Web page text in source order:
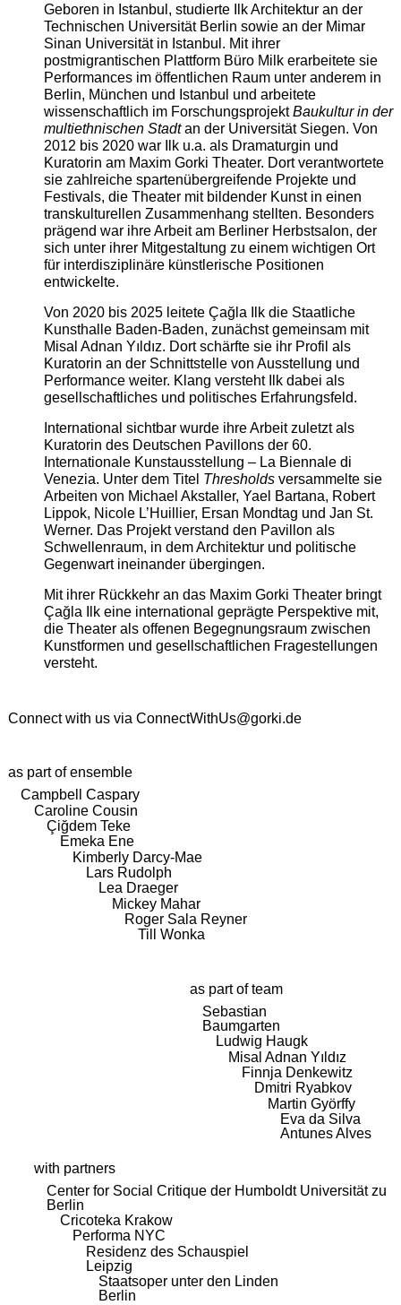
Geboren in Istanbul, studierte Ilk Architektur an der
Technischen Universität Berlin sowie an der Mimar
Sinan Universität in Istanbul. Mit ihrer
postmigrantischen Plattform Büro Milk erarbeitete sie
Performances im öffentlichen Raum unter anderem in
Berlin, München und Istanbul und arbeitete
wissenschaftlich im ForschungsprojektBaukultur in der
multiethnischen Stadtan der Universität Siegen. Von
2012 bis 2020 war Ilk u.a. als Dramaturgin und
Kuratorin am Maxim Gorki Theater. Dort verantwortete
sie zahlreiche spartenübergreifende Projekte und
Festivals, die Theater mit bildender Kunst in einen
transkulturellen Zusammenhang stellten. Besonders
prägend war ihre Arbeit am Berliner Herbstsalon, der
sich unter ihrer Mitgestaltung zu einem wichtigen Ort
für interdisziplinäre künstlerische Positionen
entwickelte.
Von 2020 bis 2025 leitete Çağla Ilk die Staatliche
Kunsthalle Baden-Baden, zunächst gemeinsam mit
Misal Adnan Yıldız. Dort schärfte sie ihr Profil als
Kuratorin an der Schnittstelle von Ausstellung und
Performance weiter. Klang versteht Ilk dabei als
gesellschaftliches und politisches Erfahrungsfeld.
International sichtbar wurde ihre Arbeit zuletzt als
Kuratorin des Deutschen Pavillons der 60.
Internationale Kunstausstellung – La Biennale di
Venezia. Unter dem Titel Thresholdsversammelte sie
Arbeiten von Michael Akstaller, Yael Bartana, Robert
Lippok, Nicole L’Huillier, Ersan Mondtag und Jan St.
Werner. Das Projekt verstand den Pavillon als
Schwellenraum, in dem Architektur und politische
Gegenwart ineinander übergingen.
Mit ihrer Rückkehr an das Maxim Gorki Theater bringt
Çağla Ilk eine international geprägte Perspektive mit,
die Theater als offenen Begegnungsraum zwischen
Kunstformen und gesellschaftlichen Fragestellungen
versteht.
Connect with us via ConnectWithUs@gorki.de
as part of ensemble
Campbell Caspary
Caroline Cousin
Çiğdem Teke
Emeka Ene
Kimberly Darcy-Mae
Lars Rudolph
Lea Draeger
Mickey Mahar
Roger Sala Reyner
Till Wonka
as part of team
Sebastian
Baumgarten
Ludwig Haugk
Misal Adnan Yıldız
Finnja Denkewitz
Dmitri Ryabkov
Martin Györffy
Eva da Silva
Antunes Alves
with partners
Center for Social Critique der Humboldt Universität zu
Berlin
Cricoteka Krakow
Performa NYC
Residenz des Schauspiel
Leipzig
Staatsoper unter den Linden
Berlin